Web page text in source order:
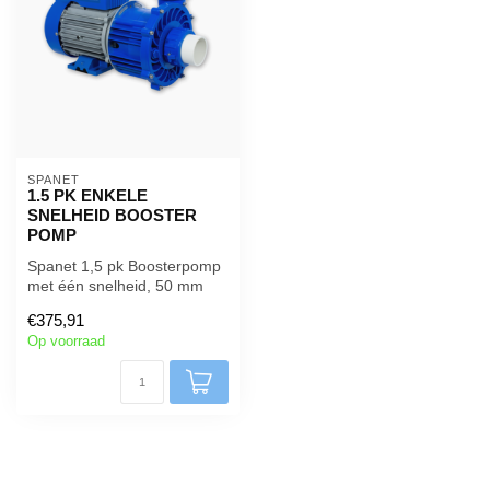
SPANET
1.5 PK ENKELE
SNELHEID BOOSTER
POMP
Spanet 1,5 pk Boosterpomp
met één snelheid, 50 mm
Ingangsspa...
€375,91
Op voorraad